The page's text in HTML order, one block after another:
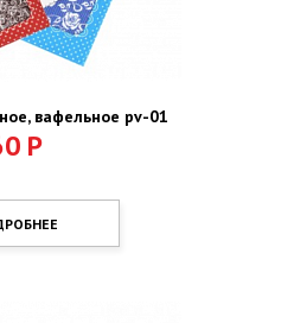
вафельное pv-01
Р